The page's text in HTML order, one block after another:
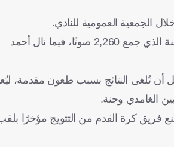
الجمعية العمومية للنادي.
وذكرت صحيفة "الرياضية" السعودية أن الغامدي حصل على 10,351 صوتًا، متفوقًا على منافسه أحمد جنة الذي جمع 2,260 صوتًا، فيما نال أحمد
أن تُلغى النتائج بسبب طعون مقدمة،
الغامدي وجنة.
فريق كرة القدم من التتويج مؤخرًا